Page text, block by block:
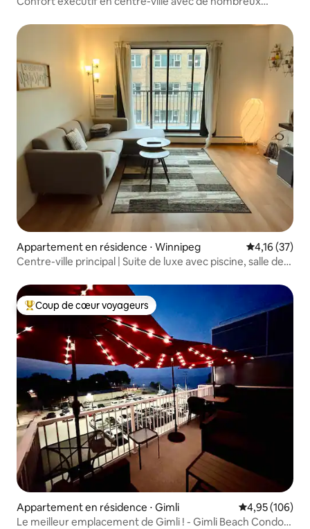
Appartement en résidence ⋅ Winnipeg Évaluation
4,16 (37)
Centre-ville principal | Suite de luxe avec piscine, salle de
Coups de cœur voyageurs les plus appréciés
Coup de cœur voyageurs
Appartement en résidence ⋅ Gimli Évaluation
4,95 (106)
Le meilleur emplacement de Gimli ! - Gimli Beach Condos